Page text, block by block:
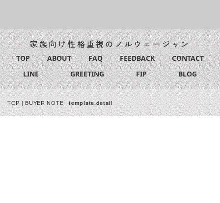
家族向け性格重視のノルウェージャン
TOP ABOUT FAQ FEEDBACK
CONTACT
LINE
GREETING FIP BLOG
TOP|BUYER NOTE|template.detail